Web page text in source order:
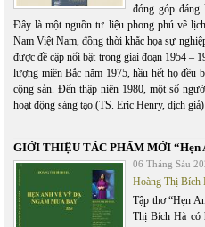
đóng góp đáng
Đây là một nguồn tư liệu phong phú về
Nam Việt Nam, đồng thời khắc họa sự
được đề cập nổi bật trong giai đoạn 1954 –
lượng miền Bắc năm 1975, hầu hết họ đều
cộng sản. Đến thập niên 1980, một số
hoạt động sáng tạo.(TS. Eric Henry, dịch giả)
GIỚI THIỆU TÁC PHẨM MỚI “Hẹn
06 Tháng Sáu
Hoàng Thị Bích
Tập thơ “Hẹn
Thị Bích Hà có